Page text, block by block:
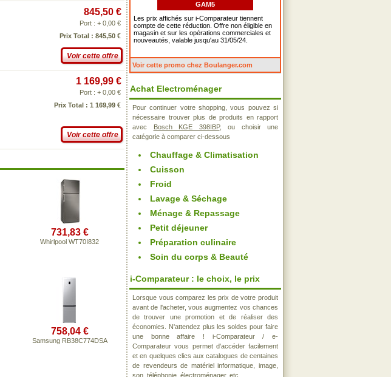
845,50 €
Port : + 0,00 €
Prix Total : 845,50 €
Voir cette offre
1 169,99 €
Port : + 0,00 €
Prix Total : 1 169,99 €
Voir cette offre
731,83 €
Whirlpool WT70I832
758,04 €
Samsung RB38C774DSA
GAM5
Les prix affichés sur i-Comparateur tiennent
compte de cette réduction. Offre non éligible en
magasin et sur les opérations commerciales et
nouveautés, valable jusqu'au 31/05/24.
Voir cette promo chez Boulanger.com
Achat Electroménager
Pour continuer votre shopping, vous pouvez si
nécessaire trouver plus de produits en rapport
avec
Bosch KGE 398IBP, ou choisir une
catégorie à comparer ci-dessous
Chauffage & Climatisation
Cuisson
Froid
Lavage & Séchage
Ménage & Repassage
Petit déjeuner
Préparation culinaire
Soin du corps & Beauté
i-Comparateur : le choix, le prix
Lorsque vous comparez les prix de votre produit
avant de l'acheter, vous augmentez vos chances
de trouver une promotion et de réaliser des
économies. N'attendez plus les soldes pour faire
une bonne affaire ! i-Comparateur / e-
Comparateur vous permet d'accéder facilement
et en quelques clics aux catalogues de centaines
de revendeurs de matériel informatique, image,
son, téléphonie, électroménager, etc..